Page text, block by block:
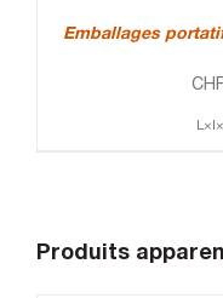
Emballages
CHF
Produits